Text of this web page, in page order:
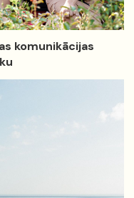
komunikācijas